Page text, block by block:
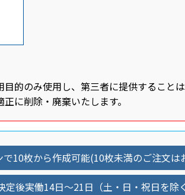
的のみ使用し、第三者に提供することは
に削除・廃棄いたします。
10枚から作成可能(10枚未満のご注文は
定後実働14日～21日（土・日・祝日を除